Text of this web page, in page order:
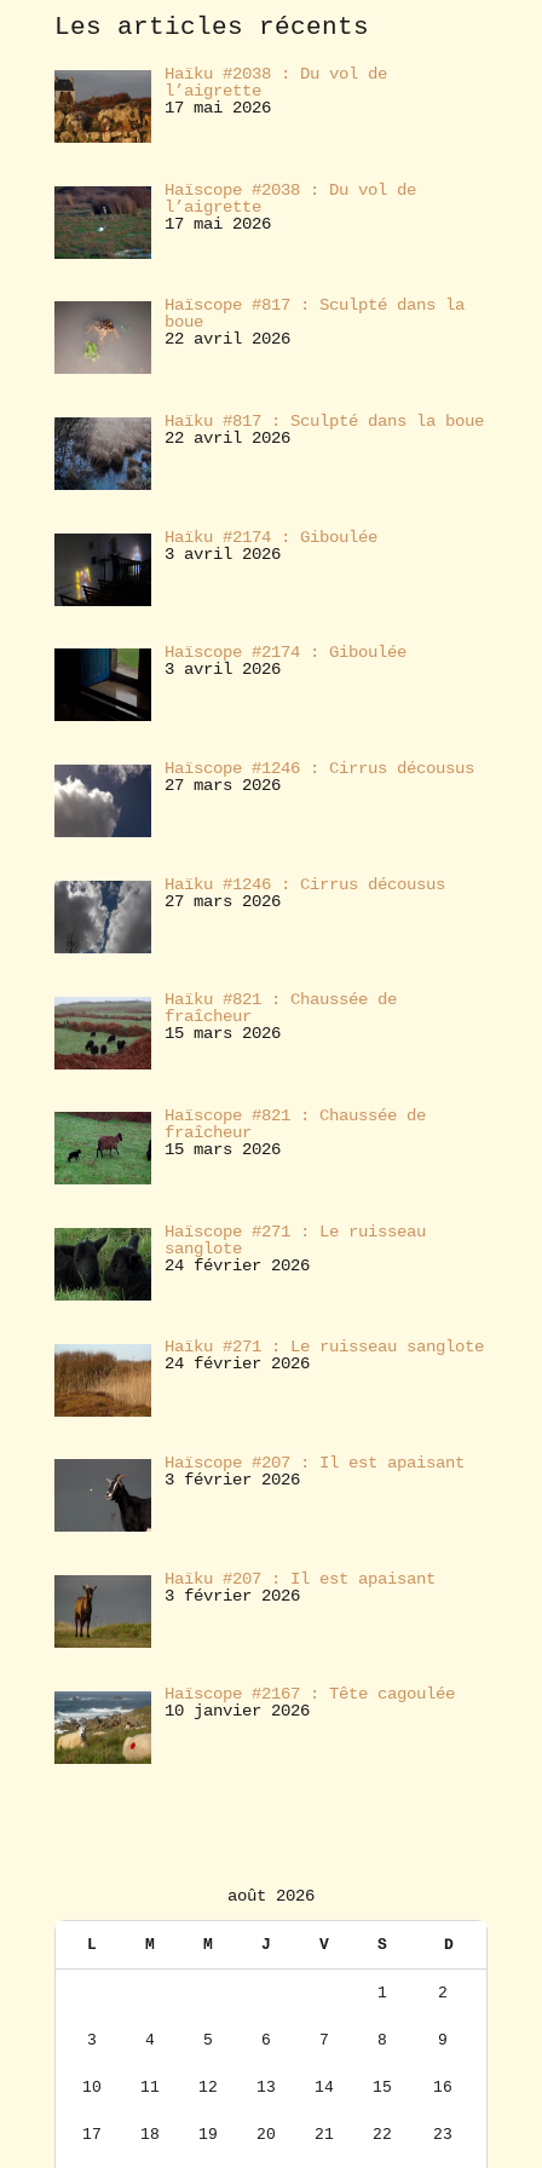
eLes articles récents
Haïku #2038 : Du vol de
l’aigrette
17 mai 2026
Haïscope #2038 : Du vol de
l’aigrette
17 mai 2026
Haïscope #817 : Sculpté dans la
boue
22 avril 2026
Haïku #817 : Sculpté dans la boue
22 avril 2026
Haïku #2174 : Giboulée
3 avril 2026
Haïscope #2174 : Giboulée
3 avril 2026
Haïscope #1246 : Cirrus décousus
27 mars 2026
Haïku #1246 : Cirrus décousus
27 mars 2026
Haïku #821 : Chaussée de
fraîcheur
15 mars 2026
Haïscope #821 : Chaussée de
fraîcheur
15 mars 2026
Haïscope #271 : Le ruisseau
sanglote
24 février 2026
Haïku #271 : Le ruisseau sanglote
24 février 2026
Haïscope #207 : Il est apaisant
3 février 2026
Haïku #207 : Il est apaisant
3 février 2026
Haïscope #2167 : Tête cagoulée
10 janvier 2026
août 2026
L M M J V S D
1 2
3 4 5 6 7 8 9
10 11 12 13 14 15 16
17 18 19 20 21 22 23